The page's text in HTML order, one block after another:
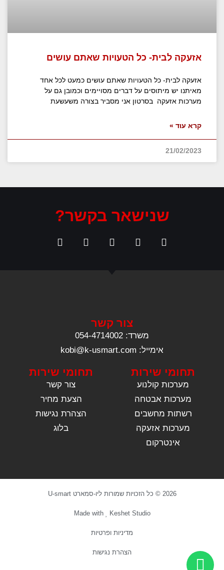
אזעקה לבית- כל הטעויות שאתם עושים
אזעקה לבית- כל הטעויות שאתם עושים כמעט לכל אחד
מאיתנו יש מיתוסים על דברים מסויימים וכמובן גם על
מערכות אזעקה בסרטון אני מסביר בצורה משעשעת
קרא עוד »
21/02/2023
שנישאר בקשר?
צור קשר
משרד: 054-4714002
אימייל: kobi@k-usmart.com
תחומי שירות
מערכות קולנוע
מערכות אבטחה
רשתות מחשבים
מערכות אזעקה
אינטרקום
תחומי שירות
צור קשר
הצעת מחיר
הצהרת נגישות
בלוג
2026 © כל הזכויות שמורות ליו-סמארט U-smart
Made with Keshet Studio
מדיניות ופרטיות
הצהרת נגישות